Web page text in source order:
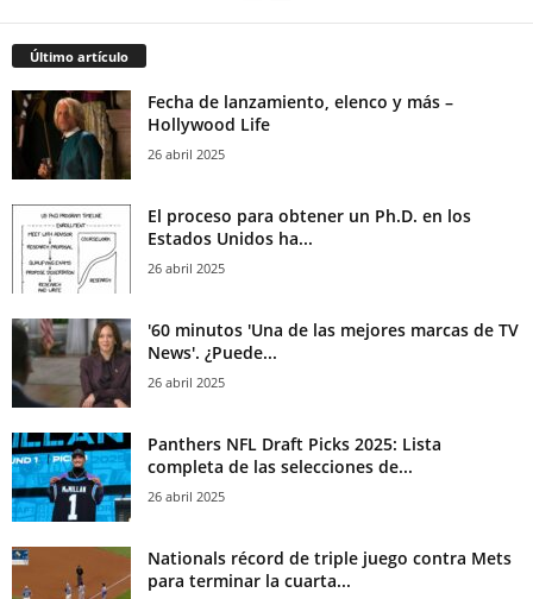
Último artículo
Fecha de lanzamiento, elenco y más –
Hollywood Life
26 abril 2025
El proceso para obtener un Ph.D. en los
Estados Unidos ha...
26 abril 2025
'60 minutos 'Una de las mejores marcas de TV
News'. ¿Puede...
26 abril 2025
Panthers NFL Draft Picks 2025: Lista
completa de las selecciones de...
26 abril 2025
Nationals récord de triple juego contra Mets
para terminar la cuarta...